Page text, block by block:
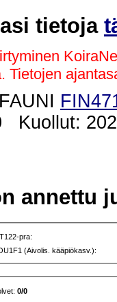
tietoja
Tietojen
Kuollut:
annettu
pra:
(Aivolis. kääpiökasv.):
0/0